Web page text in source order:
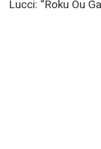
Lucci: “Roku Ou